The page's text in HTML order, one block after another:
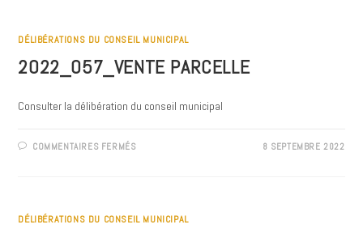
DÉLIBÉRATIONS DU CONSEIL MUNICIPAL
2022_057_VENTE PARCELLE
Consulter la délibération du conseil municipal
COMMENTAIRES FERMÉSSUR 8 SEPTEMBRE 2022
DÉLIBÉRATIONS DU CONSEIL MUNICIPAL